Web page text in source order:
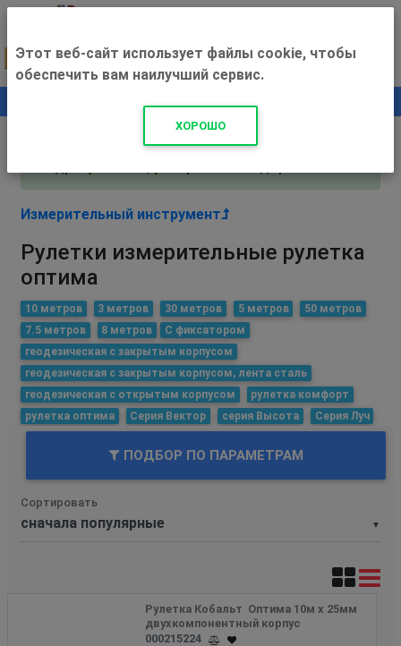
+500 ₽
Внимание! С 3 августа магазин работает по
Измерительный инструмент
Рулетки измерительные рулетка
оптима
10 метров 3 метров 30 метров 5 метров
50 метров
7.5 метров
8 метров
С фиксатором
геодезическая с закрытым корпусом
геодезическая с закрытым корпусом, лента сталь
геодезическая с открытым корпусом
рулетка комфорт
рулетка оптима
Серия Вектор серия Высота Серия Луч
ПОДБОР ПО ПАРАМЕТРАМ
▼
Сортировать
Рулетка Кобальт  Оптима 10м x 25мм
двухкомпонентный корпус
000215224
Этот веб-сайт использует файлы cookie, чтобы
обеспечить вам наилучший сервис.
ХОРОШО